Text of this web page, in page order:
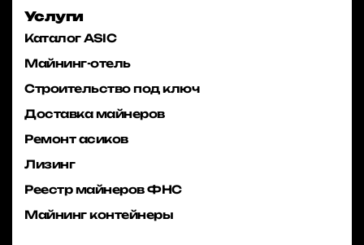
Услуги
Каталог ASIC
Майнинг-отель
Строительство под ключ
Доставка майнеров
Ремонт асиков
Лизинг
Реестр майнеров ФНС
Майнинг контейнеры